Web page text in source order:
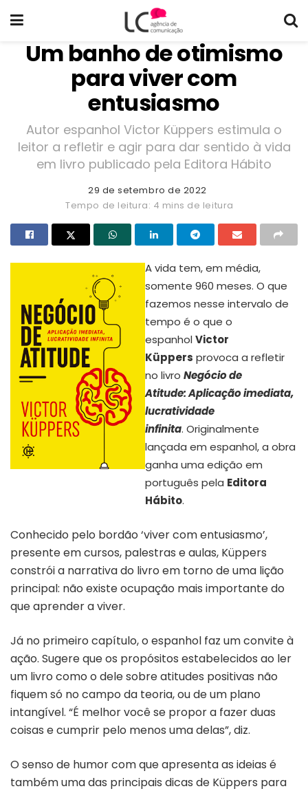
Um banho de otimismo
para viver com
entusiasmo
Autor espanhol Victor Küppers estimula o
leitor a refletir e agir para dar sentido à vida
em livro publicado pela Editora Hábito
29 de setembro de 2022
Tempo de leitura: 4 mins de leitura
A vida tem, em média,
somente 960 meses. O que
fazemos nesse intervalo de
tempo é o que o
espanhol Victor
Küppers provoca a refletir
no livro Negócio de
Atitude: Aplicação imediata,
lucratividade
infinita. Originalmente
lançada em espanhol, a obra
ganha uma edição em
português pela Editora
Hábito.
Conhecido pelo bordão ‘viver com entusiasmo’,
presente em cursos, palestras e aulas, Küppers
constrói a narrativa do livro em torno de uma lição
principal: não existe ocupação mais importante do
que aprender a viver.
Já no primeiro capítulo, o espanhol faz um convite à
ação. Sugere que os propósitos estabelecidos ao ler
um livro como o dele sobre atitudes positivas não
fiquem só no campo da teoria, ou de um plano
intangível. “É melhor você se propor a fazer duas
coisas e cumprir pelo menos uma delas”, diz.
O senso de humor com que apresenta as ideias é
também uma das principais dicas de Küppers para